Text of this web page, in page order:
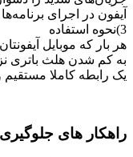
آیفون در اجرای
3)نحوه استفاده
هر بار که موبایل
به کم شدن هلث باتری
یک رابطه کاملا
راهکار های